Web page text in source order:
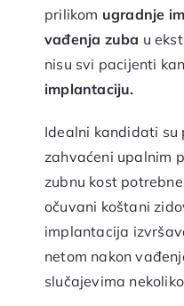
prilikom ugradnje
vađenja zuba u
nisu svi pacijenti
implantaciju.
Idealni kandidati su
zahvaćeni upalnim
zubnu kost
očuvani koštani
implantacija
netom nakon
slučajevima